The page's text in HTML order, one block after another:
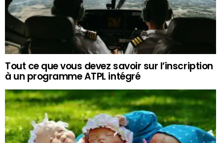
Tout ce que vous devez savoir sur l’inscription
à un programme ATPL intégré